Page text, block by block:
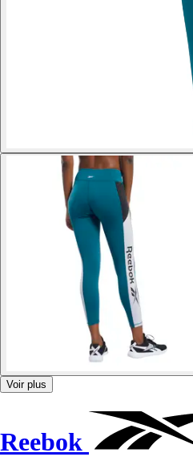
Voir plus
Reebok